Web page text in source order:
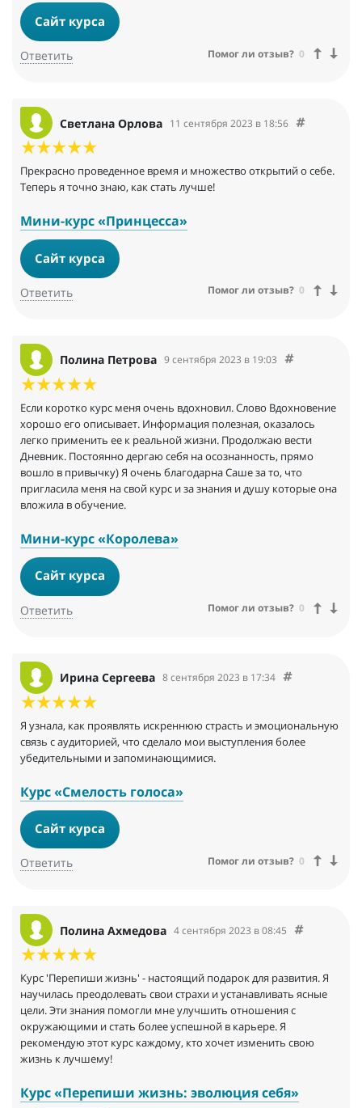
Сайт курса
Ответить Помог ли отзыв? 0
Светлана Орлова 11 сентября 2023 в 18:56
Прекрасно проведенное время и множество открытий о себе.
Теперь я точно знаю, как стать лучше!
Мини-курс «Принцесса»
Сайт курса
Ответить Помог ли отзыв? 0
Полина Петрова 9 сентября 2023 в 19:03
Если коротко курс меня очень вдохновил. Слово Вдохновение
хорошо его описывает. Информация полезная, оказалось
легко применить ее к реальной жизни. Продолжаю вести
Дневник. Постоянно дергаю себя на осознанность, прямо
вошло в привычку) Я очень благодарна Саше за то, что
пригласила меня на свой курс и за знания и душу которые она
вложила в обучение.
Мини-курс «Королева»
Сайт курса
Ответить Помог ли отзыв? 0
Ирина Сергеева 8 сентября 2023 в 17:34
Я узнала, как проявлять искреннюю страсть и эмоциональную
связь с аудиторией, что сделало мои выступления более
убедительными и запоминающимися.
Курс «Смелость голоса»
Сайт курса
Ответить Помог ли отзыв? 0
Полина Ахмедова 4 сентября 2023 в 08:45
Курс 'Перепиши жизнь' - настоящий подарок для развития. Я
научилась преодолевать свои страхи и устанавливать ясные
цели. Эти знания помогли мне улучшить отношения с
окружающими и стать более успешной в карьере. Я
рекомендую этот курс каждому, кто хочет изменить свою
жизнь к лучшему!
Курс «Перепиши жизнь: эволюция себя»